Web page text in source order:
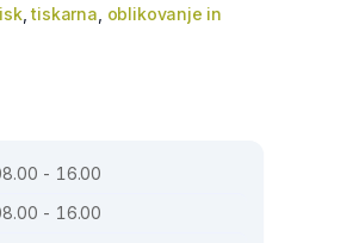
,tiskarna oblikovanje in
- 16.00
- 16.00